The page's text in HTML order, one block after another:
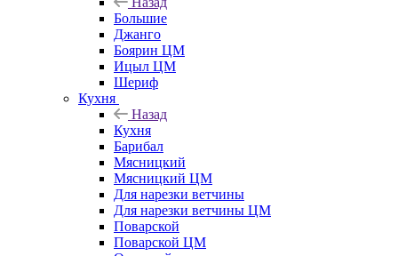
Большие
Джанго
Боярин ЦМ
Ицыл ЦМ
Шериф
Кухня
Назад
Кухня
Барибал
Мясницкий
Мясницкий ЦМ
Для нарезки ветчины
Для нарезки ветчины ЦМ
Поварской
Поварской ЦМ